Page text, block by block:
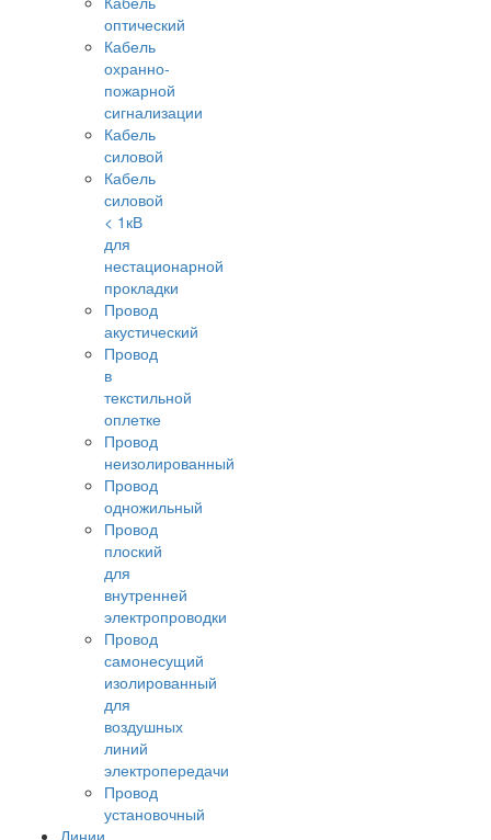
оптический
Кабель
охранно-
пожарной
сигнализации
Кабель
силовой
Кабель
силовой
< 1кВ
для
нестационарной
прокладки
Провод
акустический
Провод
в
текстильной
оплетке
Провод
неизолированный
Провод
одножильный
Провод
плоский
для
внутренней
электропроводки
Провод
самонесущий
изолированный
для
воздушных
линий
электропередачи
Провод
установочный